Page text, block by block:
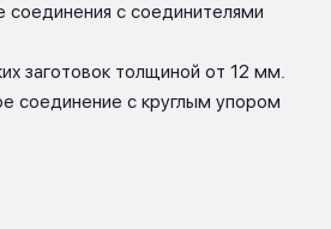
соединения с соединителями
заготовок толщиной от 12 мм.
соединение с круглым упором